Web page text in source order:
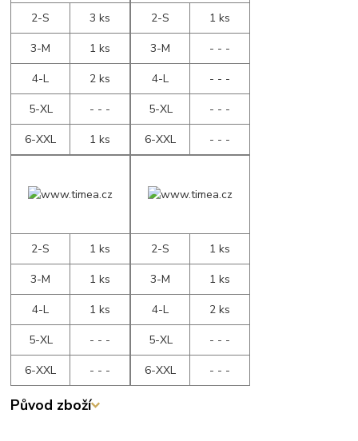
2-S
3 ks
3-M
1 ks
4-L
2 ks
5-XL
- - -
6-XXL
1 ks
2-S
1 ks
3-M
- - -
4-L
- - -
5-XL
- - -
6-XXL
- - -
2-S
1 ks
3-M
1 ks
4-L
1 ks
5-XL
- - -
6-XXL
- - -
2-S
1 ks
3-M
1 ks
4-L
2 ks
5-XL
- - -
6-XXL
- - -
Původ zboží